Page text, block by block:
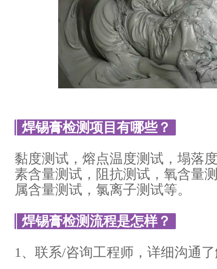
焊锡膏检测项目有哪些？
黏度测试，熔点温度测试，塌落
素含量测试，阻抗测试，氧含量
属含量测试，氯离子测试等。
焊锡膏检测流程是怎样？
1、联系/咨询工程师，详细沟通